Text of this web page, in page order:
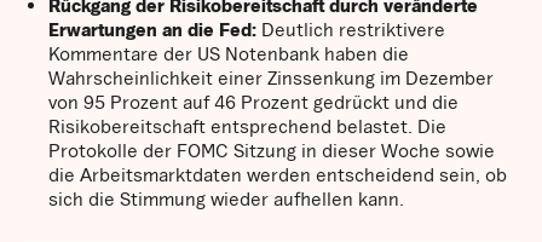
Rückgang der Risikobereitschaft durch veränderte
Erwartungen an die Fed: Deutlich restriktivere
Kommentare der US Notenbank haben die
Wahrscheinlichkeit einer Zinssenkung im Dezember
von 95 Prozent auf 46 Prozent gedrückt und die
Risikobereitschaft entsprechend belastet. Die
Protokolle der FOMC Sitzung in dieser Woche sowie
die Arbeitsmarktdaten werden entscheidend sein, ob
sich die Stimmung wieder aufhellen kann.